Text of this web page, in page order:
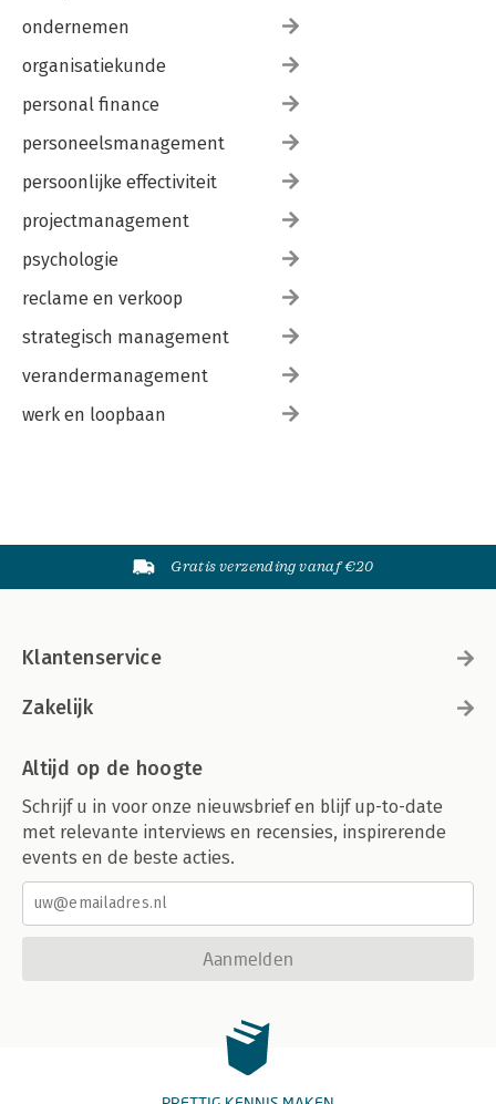
ondernemen
organisatiekunde
personal finance
personeelsmanagement
persoonlijke effectiviteit
projectmanagement
psychologie
reclame en verkoop
strategisch management
verandermanagement
werk en loopbaan
Gratis verzending vanaf €20
Klantenservice
Zakelijk
Altijd op de hoogte
Schrijf u in voor onze nieuwsbrief en blijf up-to-date
met relevante interviews en recensies, inspirerende
events en de beste acties.
Aanmelden